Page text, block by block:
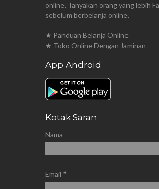
online. Tanyakan orang yang lebih
sebelum berbelanja online.
★ Panduan Belanja Online
★ Toko Online Dengan Jaminan
App Android
Kotak Saran
Nama
Email *